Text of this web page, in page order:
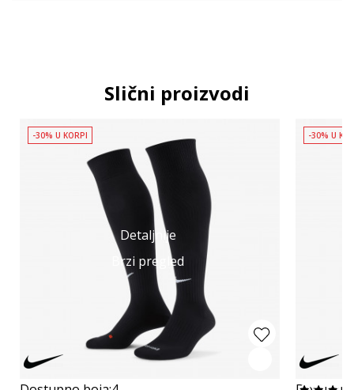
Slični proizvodi
Detaljnije
Brzi pregled
-30% U KORPI -30% U